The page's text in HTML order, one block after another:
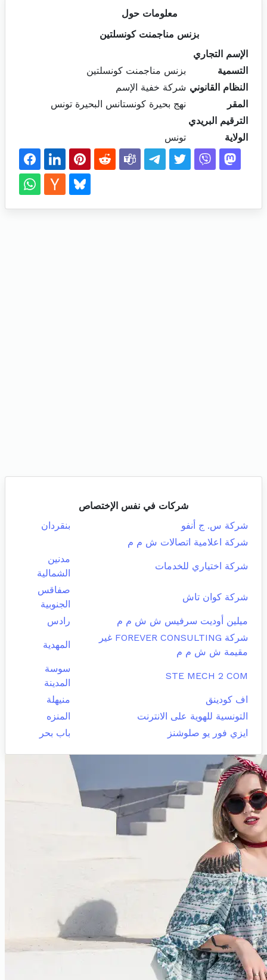
معلومات حول
بزنس مناجمنت كونسلتين
الإسم التجاري
التسمية
بزنس مناجمنت كونسلتين
النظام القانوني شركة خفية الإسم
المقر
نهج بحيرة كونستانس البحيرة تونس
الترقيم البريدي
الولاية
تونس
شركات في نفس الإختصاص
شركة س. ج أنفو
بنقردان
شركة اعلامية اتصالات ش م م
شركة اختياري للخدمات
مدنين
الشمالية
شركة كوان تاش
صفاقس
الجنوبية
ميلين أوديت سرفيس ش ش م م
رادس
شركة FOREVER CONSULTING غير
مقيمة ش ش م م
المهدية
STE MECH 2 COM
سوسة
المدينة
اف كودينق
منيهلة
التونسية للهوية على الانترنت
المنزه
ايزي فور يو صلوشنز
باب بحر